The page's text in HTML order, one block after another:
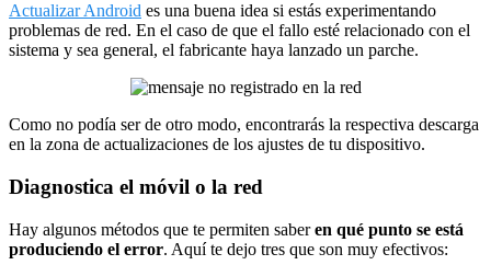
Actualizar Android es una buena idea si estás experimentando
problemas de red. En el caso de que el fallo esté relacionado con el
sistema y sea general, el fabricante haya lanzado un parche.
Como no podía ser de otro modo, encontrarás la respectiva descarga
en la zona de actualizaciones de los ajustes de tu dispositivo.
Diagnostica el móvil o la red
Hay algunos métodos que te permiten saberen qué punto se está
produciendo el error. Aquí te dejo tres que son muy efectivos: